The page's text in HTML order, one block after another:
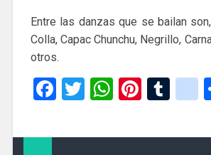
Entre las danzas que se bailan
Colla, Capac Chunchu, Negrillo,
otros.
Facebook
Twitter